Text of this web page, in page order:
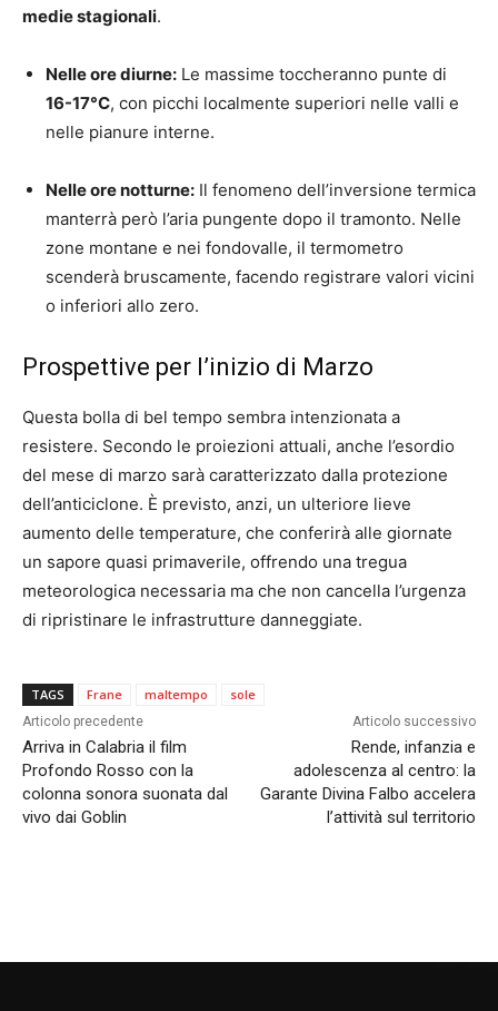
medie stagionali.
Nelle ore diurne: Le massime toccheranno punte di
16-17°C, con picchi localmente superiori nelle valli e
nelle pianure interne.
Nelle ore notturne: Il fenomeno dell’inversione termica
manterrà però l’aria pungente dopo il tramonto. Nelle
zone montane e nei fondovalle, il termometro
scenderà bruscamente, facendo registrare valori vicini
o inferiori allo zero.
Prospettive per l’inizio di Marzo
Questa bolla di bel tempo sembra intenzionata a
resistere. Secondo le proiezioni attuali, anche l’esordio
del mese di marzo sarà caratterizzato dalla protezione
dell’anticiclone. È previsto, anzi, un ulteriore lieve
aumento delle temperature, che conferirà alle giornate
un sapore quasi primaverile, offrendo una tregua
meteorologica necessaria ma che non cancella l’urgenza
di ripristinare le infrastrutture danneggiate.
TAGS Frane maltempo sole
Articolo precedente
Arriva in Calabria il film
Profondo Rosso con la
colonna sonora suonata dal
vivo dai Goblin
Articolo successivo
Rende, infanzia e
adolescenza al centro: la
Garante Divina Falbo accelera
l’attività sul territorio